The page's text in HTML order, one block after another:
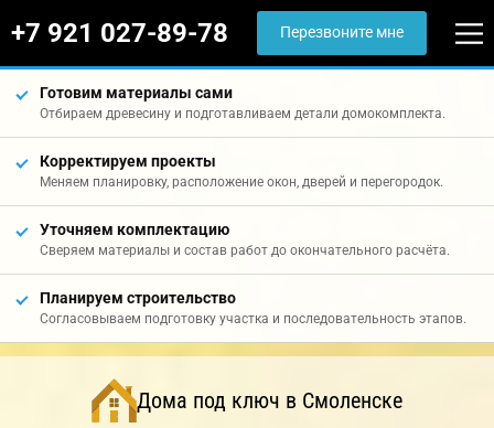
+7 921 027-89-78 Перезвоните мне
Готовим материалы сами
Отбираем древесину и подготавливаем детали домокомплекта.
Корректируем проекты
Меняем планировку, расположение окон, дверей и перегородок.
Уточняем комплектацию
Сверяем материалы и состав работ до окончательного расчёта.
Планируем строительство
Согласовываем подготовку участка и последовательность этапов.
Дома под ключ в Смоленске